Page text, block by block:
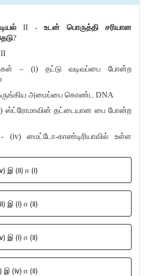
II - உடன் பொருத்தி
சரியான
?
II
– (i) தட்டு வடிவப்பை
போன்ற
அமைப்பை கொண்ட
DNA
ஸ்ட்ரோமாவின் தட்டையான பை போன்ற
(iv) மைட்டோ-காண்டிரியாவில்
உள்ள
இ (ii) ஈ (i)
இ (i) ஈ (ii)
இ (i) ஈ (ii)
(iv) ஈ (ii)